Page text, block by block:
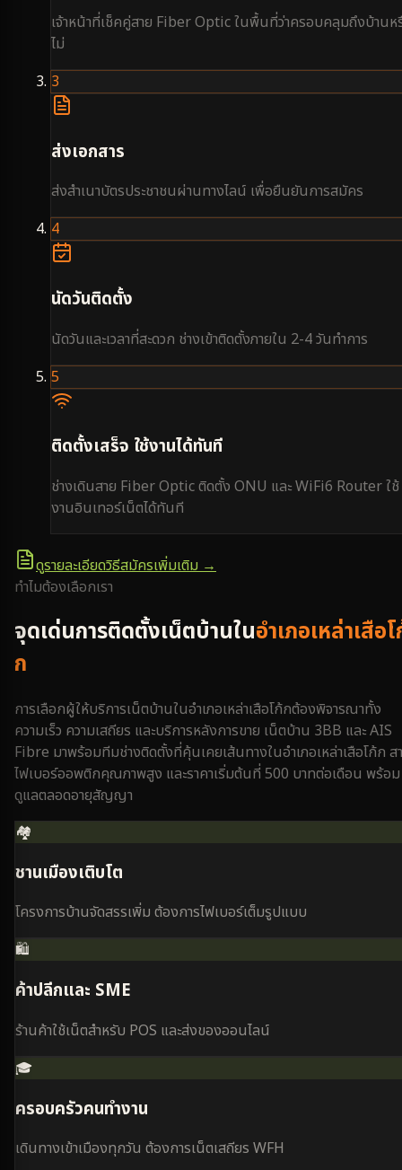
เจ้าหน้าที่เช็คคู่สาย Fiber Optic ในพื้นที่ว่าครอบคลุมถึงบ้านห
ไม่
3
ส่งเอกสาร
ส่งสำเนาบัตรประชาชนผ่านทางไลน์ เพื่อยืนยันการสมัคร
4
นัดวันติดตั้ง
นัดวันและเวลาที่สะดวก ช่างเข้าติดตั้งภายใน 2-4 วันทำการ
5
ติดตั้งเสร็จ ใช้งานได้ทันที
ช่างเดินสาย Fiber Optic ติดตั้ง ONU และ WiFi6 Router ใช้
งานอินเทอร์เน็ตได้ทันที
ดูรายละเอียดวิธีสมัครเพิ่มเติม →
ทำไมต้องเลือกเรา
จุดเด่นการติดตั้งเน็ตบ้านในอำเภอเหล่าเสือ
ก
การเลือกผู้ให้บริการเน็ตบ้านในอำเภอเหล่าเสือโก้กต้องพิจารณาทั้ง
ความเร็ว ความเสถียร และบริการหลังการขาย เน็ตบ้าน 3BB และ AIS
Fibre มาพร้อมทีมช่างติดตั้งที่คุ้นเคยเส้นทางในอำเภอเหล่าเสือโก้ก ส
ไฟเบอร์ออพติกคุณภาพสูง และราคาเริ่มต้นที่ 500 บาทต่อเดือน พร้อม
ดูแลตลอดอายุสัญญา
🏘️
ชานเมืองเติบโต
โครงการบ้านจัดสรรเพิ่ม ต้องการไฟเบอร์เต็มรูปแบบ
🛍️
ค้าปลีกและ SME
ร้านค้าใช้เน็ตสำหรับ POS และส่งของออนไลน์
🎓
ครอบครัวคนทำงาน
เดินทางเข้าเมืองทุกวัน ต้องการเน็ตเสถียร WFH